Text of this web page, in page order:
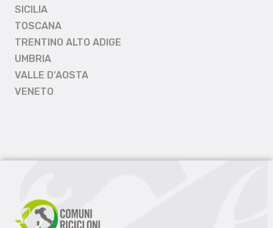
SICILIA
TOSCANA
TRENTINO ALTO ADIGE
UMBRIA
VALLE D'AOSTA
VENETO